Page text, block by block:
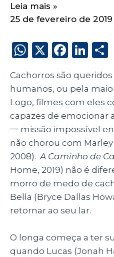
Leia mais »
25 de fevereiro de 2019
W
a
ts
A
p
p
X
F
c
e
b
o
o
k
Li
k
e
dI
n
Cachorros são
humanos, ou pela
Logo, filmes com eles
capazes de emocionar
一 missão impossível
não chorou com Marley
2008). A Caminho de
Home, 2019) não é
morro de medo de
Bella (Bryce Dallas
retornar ao seu lar.
O longa começa a ter
quando Lucas (Jonah